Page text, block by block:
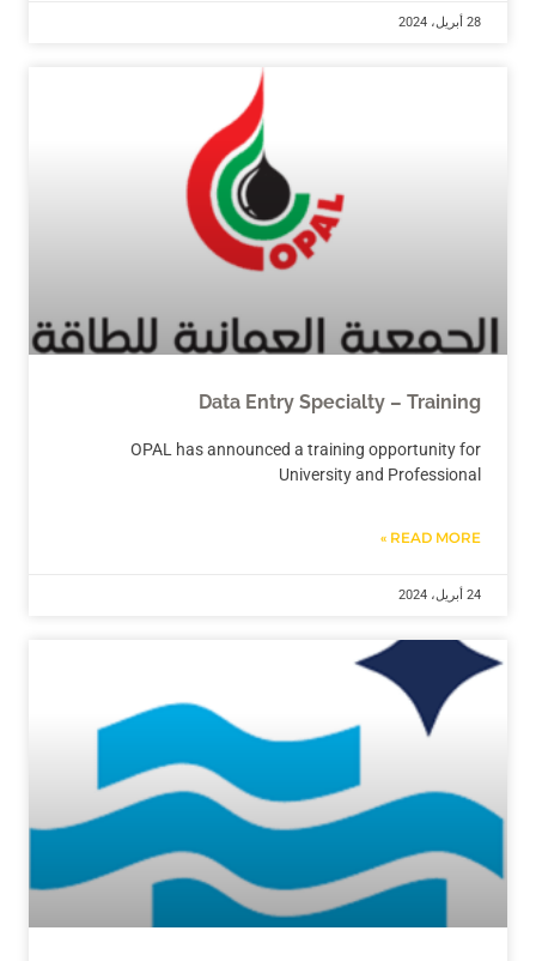
28 أبريل، 2024
Data Entry Specialty – Training
OPAL has announced a training opportunity for
University and Professional
READ MORE »
24 أبريل، 2024